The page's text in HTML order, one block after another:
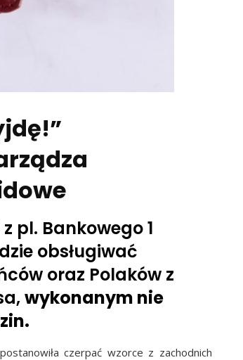
pl. Bankowego 1
obsługiwać
oraz Polaków z
wykonanym nie
czerpać wzorce z zachodnich